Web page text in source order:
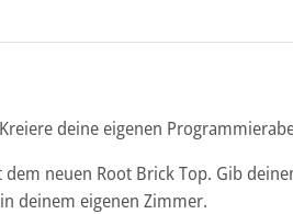
deine eigenen
neuen Root Brick Top. Gib
deinem eigenen Zimmer.